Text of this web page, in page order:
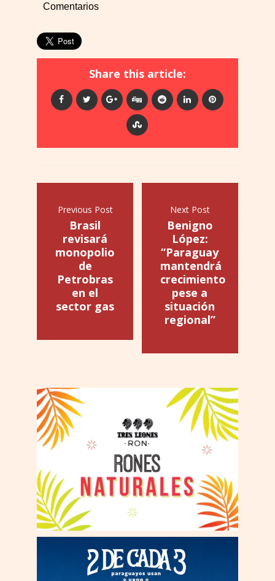
Comentarios
Share this article:
Previous Post
Brasil
revisará
monopolio
de
Petrobras
en el
sector gas
Next Post
Benigno
López:
“Paraguay
mantendrá
crecimiento
pese a
situación
regional”